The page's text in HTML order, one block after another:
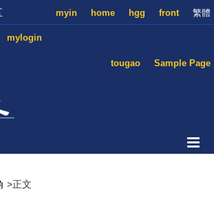
繁體
front
hgg
home
myin
mylogin
Sample Page
tougao
>正文